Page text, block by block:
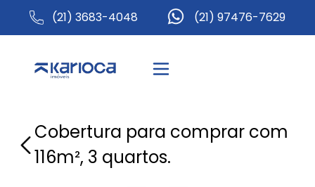
(21) 3683-4048 (21) 97476-7629
Cobertura para comprar com
116m², 3 quartos.